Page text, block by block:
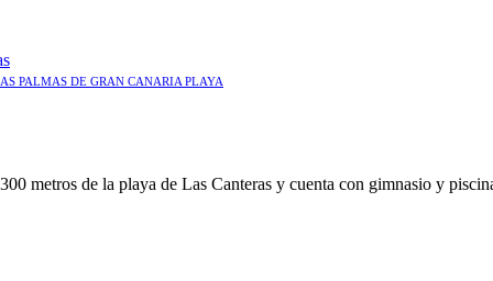
PALMAS DE GRAN CANARIA PLAYA
metros de la playa de Las Canteras y cuenta con gimnasio y